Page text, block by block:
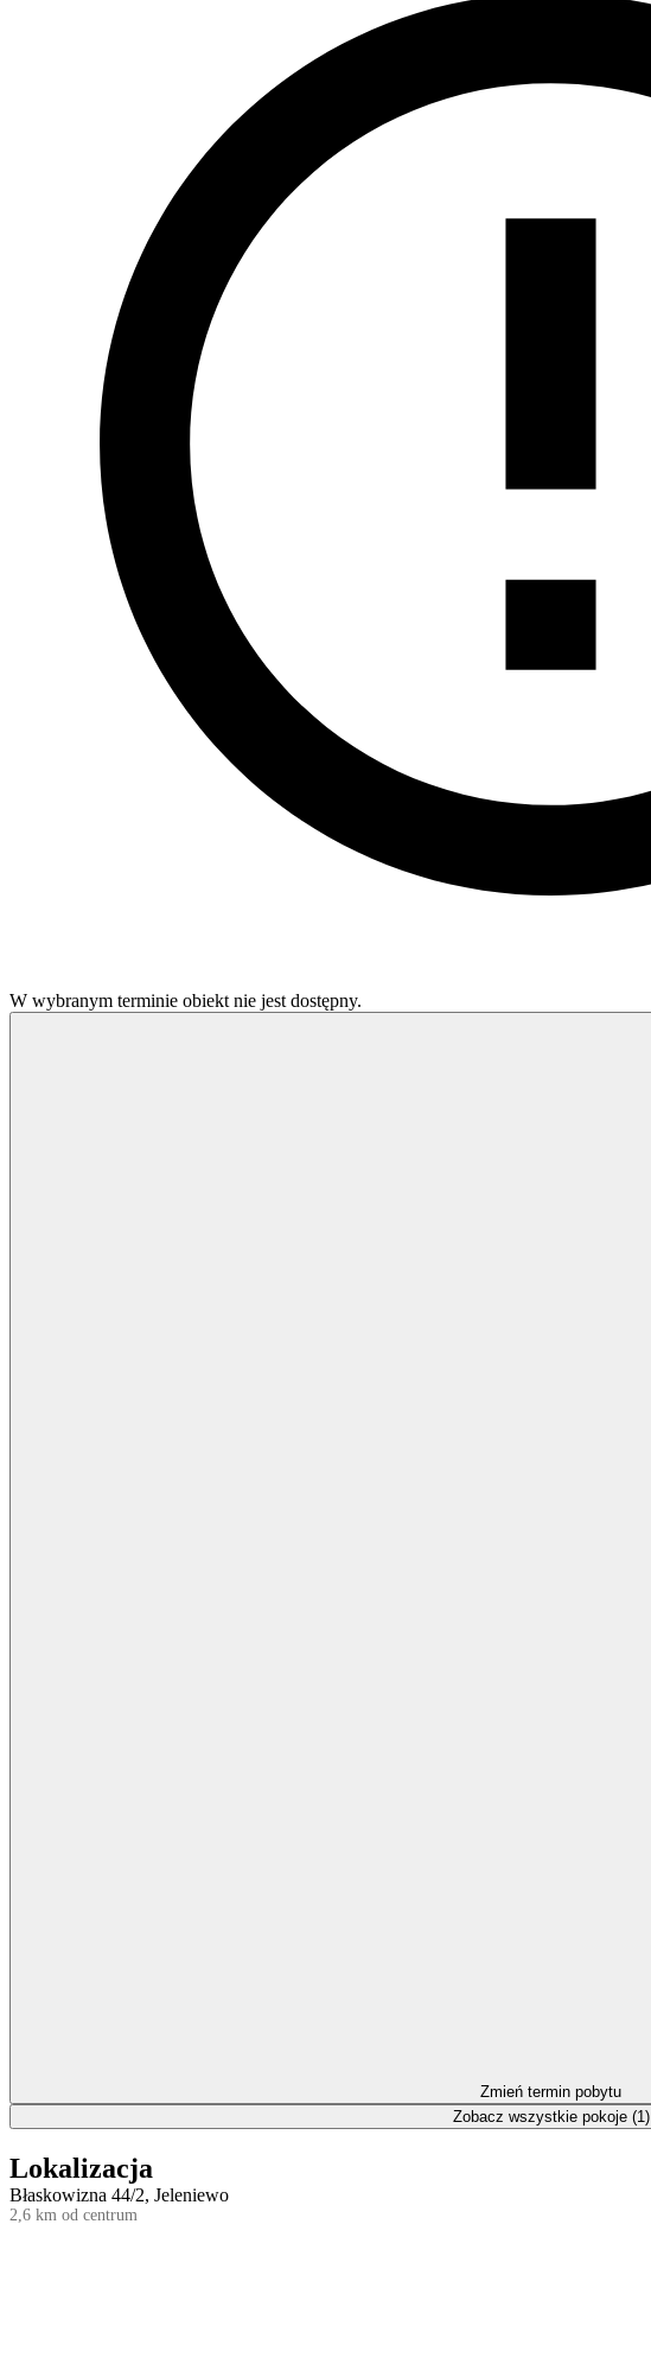
Lokalizacja
Błaskowizna 44/2, Jeleniewo
2,6 km od centrum
W wybranym terminie obiekt nie jest dostępny.
Zmień termin pobytu
Zobacz wszystkie pokoje (1)